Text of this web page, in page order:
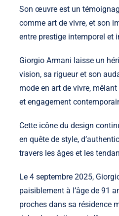
Son œuvre est un
comme art de vivre, et son
entre prestige intemporel et
Giorgio Armani laisse un
vision, sa rigueur et son
mode en art de vivre,
et engagement
Cette icône du design
en quête de style,
travers les âges et les
Le 4 septembre 2025,
paisiblement à l’âge de 91
proches dans sa résidence